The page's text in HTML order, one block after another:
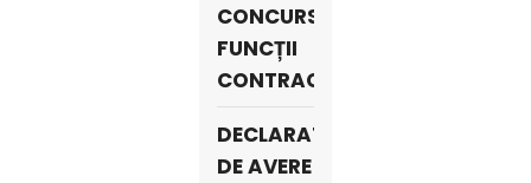
CONCURSURI
FUNCȚII
CONTRACTUALE
DECLARATII
DE AVERE